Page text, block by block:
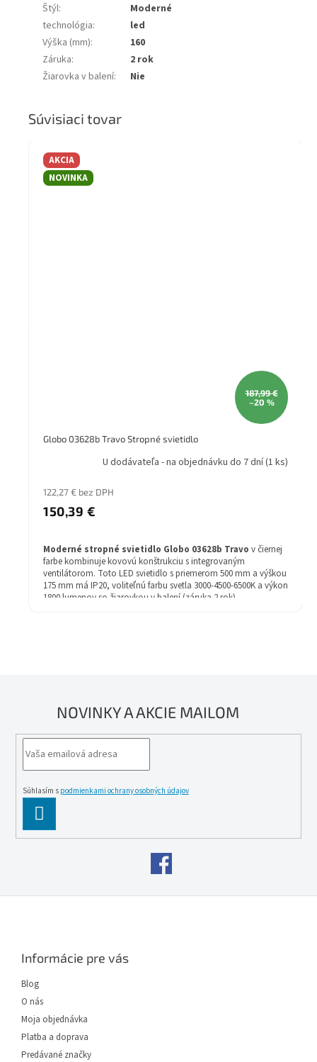
Štýl:
Moderné
technológia:
led
Výška (mm):
160
Záruka:
2 rok
Žiarovka v balení: Nie
Súvisiaci tovar
AKCIA
NOVINKA
187,99 €
–20 %
Globo 03628b Travo Stropné svietidlo
U dodávateľa - na objednávku do 7 dní(1 ks)
122,27 € bez DPH
150,39 €
Moderné stropné svietidlo Globo 03628b Travo v čiernej
farbe kombinuje kovovú konštrukciu s integrovaným
ventilátorom. Toto LED svietidlo s priemerom 500 mm a výškou
175 mm má IP20, voliteľnú farbu svetla 3000-4500-6500K a výkon
1800 lumenov so žiarovkou v balení (záruka 2 rok).
NOVINKY A AKCIE MAILOM
Súhlasím s podmienkami ochrany osobných údajov
SE
Informácie pre vás
Blog
O nás
Moja objednávka
Platba a doprava
Predávané značky